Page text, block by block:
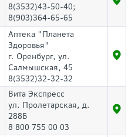
8(3532)43-50-40;
8(903)364-65-65
Аптека "Планета
Здоровья"
г. Оренбург, ул.
Салмышская, 45
8(3532)32-32-32
Вита Экспресс
ул. Пролетарская, д.
288Б
8 800 755 00 03